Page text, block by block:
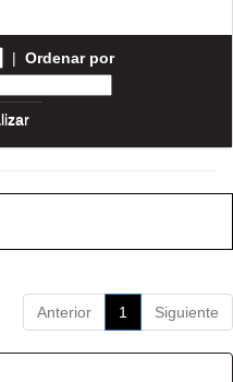
| Ordenar por
Anterior 1 Siguiente